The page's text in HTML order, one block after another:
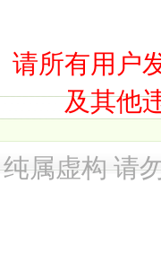
请所有用户
及其他
纯属虚构 请